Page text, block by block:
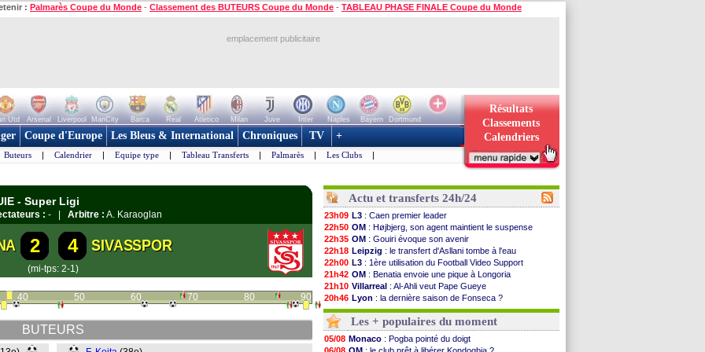
: Palmarès Coupe du Monde - Classement des BUTEURS Coupe du Monde - TABLEAU PHASE FINALE Coupe du Monde
emplacement publicitaire
Utd Arsenal Liverpool ManCity Barca Real Atletico Milan Juve Inter Naples Bayern
Dortmund
Résultats
Classements
Calendriers
Coupe d'Europe Les Bleus & International Chroniques TV +
Buteurs | Calendrier | Equipe type | Tableau Transferts | Palmarès | Les Clubs |
- Super Ligi
: - | Arbitre : A. Karaoglan
2 4 SIVASSPOR
(mi-tps: 2-1)
40 50 60 70 80 90
BUTEURS
Actu et transferts 24h/24
23h09 L3 : Caen premier leader
22h50 OM : Højbjerg, son agent maintient le suspense
22h35 OM : Gouiri évoque son avenir
22h18 Leipzig : le transfert d'Asllani tombe à l'eau
22h00 L3 : 1ère utilisation du Football Video Support
21h42 OM : Benatia envoie une pique à Longoria
21h10 Villarreal : Al-Ahli veut Pape Gueye
20h46 Lyon : la dernière saison de Fonseca ?
20h30 OM: un nouveau prétendant pour Højbjerg
20h01
Brest: un gardien norvégien en approche ?
19h18 OM: McCourt a versé 120 M€ en 2026
19h09
PSG: 4 retours dans le groupe face à Man Utd ...
Les + populaires du moment
05/08 Monaco : Pogba pointé du doigt